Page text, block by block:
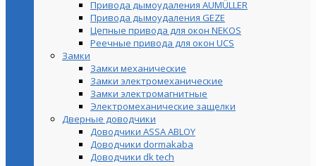
Привода дымоудаления AUMÜLLER
Привода дымоудаления GEZE
Цепные привода для окон NEKOS
Реечные привода для окон UСS
Замки
Замки механические
Замки электромеханические
Замки электромагнитные
Электромеханические защелки
Дверные доводчики
Доводчики ASSA ABLOY
Доводчики dormakaba
Доводчики dk tech